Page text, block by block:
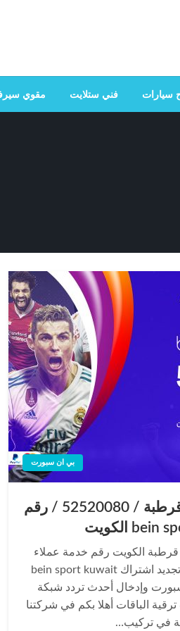
سيارات فني ستلايت مقوي
بي ان سبورت
بي ان سبورت قرطبة / 52520080 / رقم
الكويت رقم خدمة عملاء
بين سبورت الكويت تجديد اشتراك bein sport kuwait
وإدخال أحدث تردد شبكة
الباقات أهلا بكم في شركتنا
في تركيب…